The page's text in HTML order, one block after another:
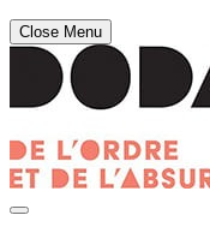
Close Menu